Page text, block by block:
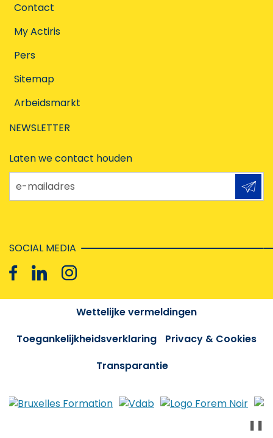
Contact
My Actiris
Pers
Sitemap
Arbeidsmarkt
NEWSLETTER
Laten we contact houden
e-mailadres
SOCIAL MEDIA
Wettelijke vermeldingen
Toegankelijkheidsverklaring
Privacy & Cookies
Transparantie
❚❚